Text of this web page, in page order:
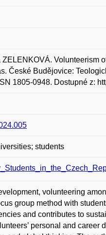
Volunteerism
České Budějovice:
1805-0948. Dostupné z:
students
volunteering
group method with
and contributes to
personal and